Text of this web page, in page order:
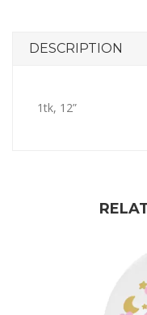
DESCRIPTION
1tk, 12”